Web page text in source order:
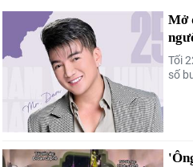
Mở
Tối
số